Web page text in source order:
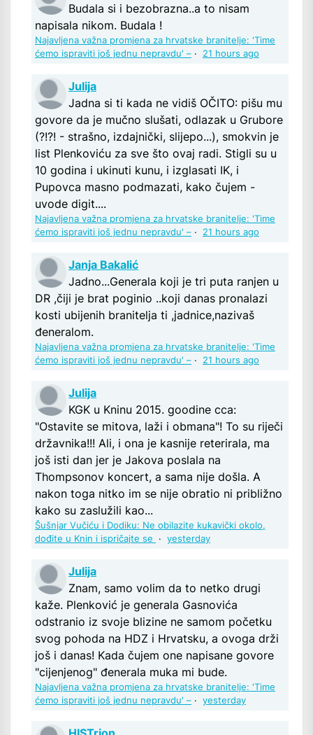
Budala si i bezobrazna..a to nisam
napisala nikom. Budala !
Najavljena važna promjena za hrvatske branitelje: 'Time
ćemo ispraviti još jednu nepravdu' – · 21 hours ago
Julija
Jadna si ti kada ne vidiš OČITO: pišu mu
govore da je mučno slušati, odlazak u Grubore
(?!?! - strašno, izdajnički, slijepo...), smokvin je
list Plenkoviću za sve što ovaj radi. Stigli su u
10 godina i ukinuti kunu, i izglasati IK, i
Pupovca masno podmazati, kako čujem -
uvode digit....
Najavljena važna promjena za hrvatske branitelje: 'Time
ćemo ispraviti još jednu nepravdu' – · 21 hours ago
Janja Bakalić
Jadno...Generala koji je tri puta ranjen u
DR ,čiji je brat poginio ..koji danas pronalazi
kosti ubijenih branitelja ti ,jadnice,nazivaš
đeneralom.
Najavljena važna promjena za hrvatske branitelje: 'Time
ćemo ispraviti još jednu nepravdu' – · 21 hours ago
Julija
KGK u Kninu 2015. goodine cca:
"Ostavite se mitova, laži i obmana"! To su riječi
državnika!!! Ali, i ona je kasnije reterirala, ma
još isti dan jer je Jakova poslala na
Thompsonov koncert, a sama nije došla. A
nakon toga nitko im se nije obratio ni približno
kako su zaslužili kao...
Šušnjar Vučiću i Dodiku: Ne obilazite kukavički okolo,
dođite u Knin i ispričajte se
· yesterday
Julija
Znam, samo volim da to netko drugi
kaže. Plenković je generala Gasnovića
odstranio iz svoje blizine ne samom početku
svog pohoda na HDZ i Hrvatsku, a ovoga drži
još i danas! Kada čujem one napisane govore
"cijenjenog" đenerala muka mi bude.
Najavljena važna promjena za hrvatske branitelje: 'Time
ćemo ispraviti još jednu nepravdu' – · yesterday